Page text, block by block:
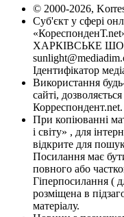
© 2000-2026,
Суб'єкт у сфері
ХАРКІВСЬКЕ
Ідентифікатор
Використання
сайті,
Корреспондент.net.
При копіюванні
і світу» , для
відкрите для
Посилання має
повного або
Гіперпосилання (
розміщена в
матеріалу.